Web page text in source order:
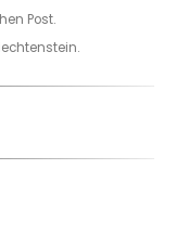
Post.